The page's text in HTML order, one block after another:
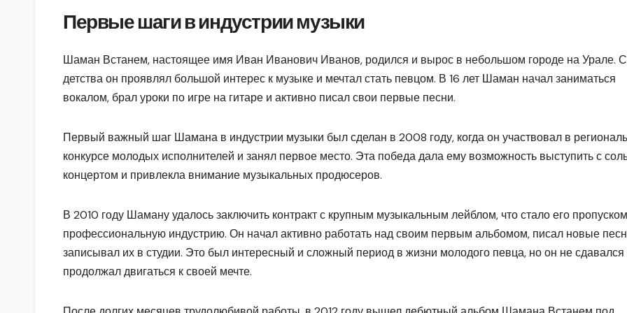
Первые шаги в индустрии музыки
Шаман Встанем, настоящее имя Иван Иванович Иванов, родился и вырос в небольшом городе на Урале. С
детства он проявлял большой интерес к музыке и мечтал стать певцом. В 16 лет Шаман начал заниматься
вокалом, брал уроки по игре на гитаре и активно писал свои первые песни.
Первый важный шаг Шамана в индустрии музыки был сделан в 2008 году, когда он участвовал в
конкурсе молодых исполнителей и занял первое место. Эта победа дала ему возможность выступить с
концертом и привлекла внимание музыкальных продюсеров.
В 2010 году Шаману удалось заключить контракт с крупным музыкальным лейблом, что стало его
профессиональную индустрию. Он начал активно работать над своим первым альбомом, писал новые
записывал их в студии. Это был интересный и сложный период в жизни молодого певца, но он не сдавался
продолжал двигаться к своей мечте.